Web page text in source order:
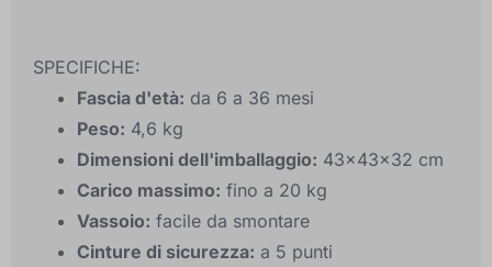
SPECIFICHE:
Fascia d'età: da 6 a 36 mesi
Peso: 4,6 kg
Dimensioni dell'imballaggio: 43x43x32 cm
Carico massimo: fino a 20 kg
Vassoio: facile da smontare
Cinture di sicurezza: a 5 punti